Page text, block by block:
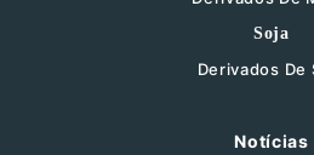
Soja
Derivados De
Notícias